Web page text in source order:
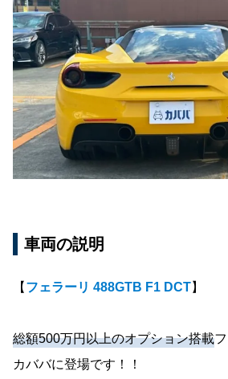
車両の説明
【 フェラーリ 488GTB F1 DCT】
総額500万円以上のオプション搭載
カババに登場です！！